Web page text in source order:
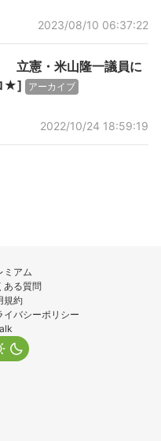
2023/08/10 06:37:22
立憲・米山隆一議員に
★]
アーカイブ
2022/10/24 18:59:19
ミアム
ある質問
規約
イバシーポリシー